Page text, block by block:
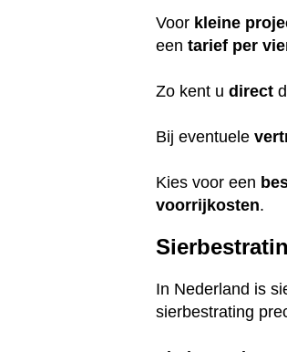
Voor kleine
eentarief per
Zo kent udirect
Bij eventuele
Kies voor een
voorrijkosten.
In Nederland is
sierbestrating